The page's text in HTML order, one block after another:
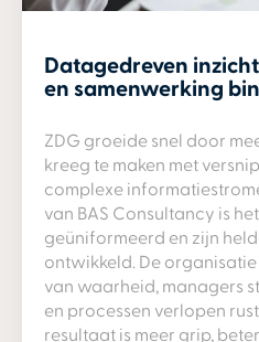
Datagedreven
en samenwerking
ZDG groeide snel door
kreeg te maken met
complexe
van BAS Consultancy is
geüniformeerd en zijn
ontwikkeld. De
van waarheid, managers
en processen verlopen
resultaat is meer grip,